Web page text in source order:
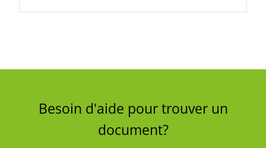
Besoin d'aide pour trouver un
document?